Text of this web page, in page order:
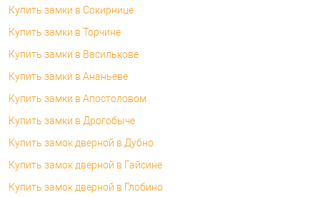
Купить замки в Сокирнице
Купить замки в Торчине
Купить замки в Василькове
Купить замки в Ананьеве
Купить замки в Апостоловом
Купить замки в Дрогобыче
Купить замок дверной в Дубно
Купить замок дверной в Гайсине
Купить замок дверной в Глобино